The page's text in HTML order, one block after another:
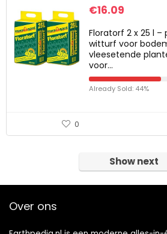
€16.09
Floratorf 2 x 25 l
witturf voor
vleesetende
voor…
Already Sold: 44%
0
Show next
Over ons